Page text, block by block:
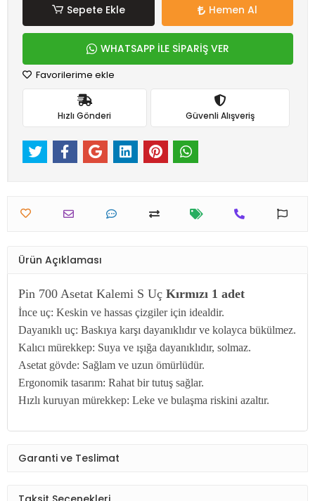
Sepete Ekle Hemen Al
WHATSAPP İLE SİPARİŞ VER
Favorilerime ekle
Hızlı Gönderi Güvenli Alışveriş
Ürün Açıklaması
Pin 700 Asetat Kalemi S Uç Kırmızı 1 adet
İnce uç: Keskin ve hassas çizgiler için idealdir.
Dayanıklı uç: Baskıya karşı dayanıklıdır ve kolayca bükülmez.
Kalıcı mürekkep: Suya ve ışığa dayanıklıdır, solmaz.
Asetat gövde: Sağlam ve uzun ömürlüdür.
Ergonomik tasarım: Rahat bir tutuş sağlar.
Hızlı kuruyan mürekkep: Leke ve bulaşma riskini azaltır.
Garanti ve Teslimat